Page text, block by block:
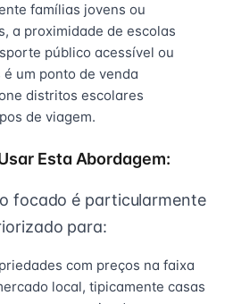
famílias jovens ou
a proximidade de escolas
público acessível ou
um ponto de venda
distritos escolares
de viagem.
Esta Abordagem:
focado é particularmente
para:
com preços na faixa
local, tipicamente casas